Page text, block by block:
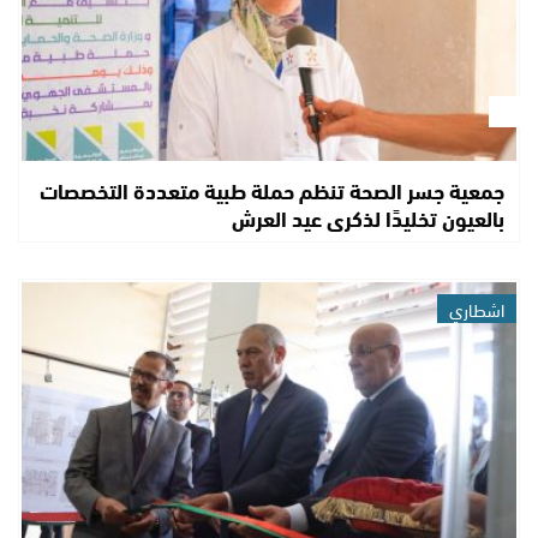
جمعية جسر الصحة تنظم حملة طبية متعددة التخصصات
بالعيون تخليدًا لذكرى عيد العرش
اشطاري